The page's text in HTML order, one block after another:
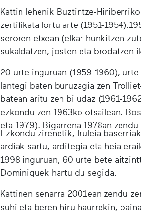
Kattin lehenik Buztintze-
zertifikata lortu arte (1951-
seroren etxean (elkar hunkitzen
sukaldatzen, josten eta brodatzen
20 urte inguruan (1959-1960),
lantegi baten buruzagia zen
batean aritu zen bi udaz (1961-
ezkondu zen 1963ko otsailean.
eta 1979). Bigarrena 1978an zendu
Ezkondu zirenetik, Iruleia
ardiak sartu, arditegia eta heia
1998 inguruan, 60 urte bete
Dominiquek hartu du segida.
Kattinen senarra 2001ean zendu
suhi eta beren hiru haurrekin,